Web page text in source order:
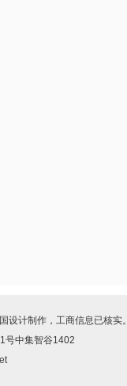
设计制作，工商信息已核实。
号中集智谷1402